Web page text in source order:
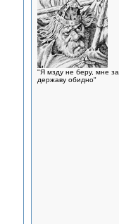
"Я мзду не беру, мне за
державу обидно"